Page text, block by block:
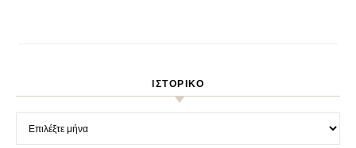
ΙΣΤΟΡΙΚΌ
Ιστορικό